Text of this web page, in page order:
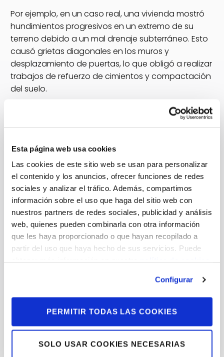
Esta página web usa cookies
Las cookies de este sitio web se usan para personalizar
el contenido y los anuncios, ofrecer funciones de redes
sociales y analizar el tráfico. Además, compartimos
información sobre el uso que haga del sitio web con
nuestros partners de redes sociales, publicidad y análisis
web, quienes pueden combinarla con otra información
que les haya proporcionado o que hayan recopilado a
partir del uso que haya hecho de sus servicios. Puede
Configurar
PERMITIR TODAS LAS COOKIES
SOLO USAR COOKIES NECESARIAS
Por ejemplo, en un caso real, una vivienda mostró
hundimientos progresivos en un extremo de su
terreno debido a un mal drenaje subterráneo. Esto
causó grietas diagonales en los muros y
desplazamiento de puertas, lo que obligó a realizar
trabajos de refuerzo de cimientos y compactación
del suelo.
Actuar a tiempo no solo protege la estructura, sino
que también evita gastos elevados de reparación.
recomendable ante los primeros signos de
asentamiento.
Soluciones y prevención
de problemas en terrenos
Detectar problemas de asentamiento a tiempo es
fundamental, pero también lo es aplicar soluciones
proteger tu propiedad. Una de las primeras
inspecciones profesionales del terreno y la
estructura. Ingenieros civiles o geotécnicos
pueden evaluar la composición del suelo, detectar
zonas de riesgo y determinar si se requiere